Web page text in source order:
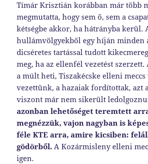
Tímár Krisztián korábban már több
megmutatta, hogy sem ő, sem a
kétségbe akkor, ha hátrányba kerül.
hullámvölgyekből egy híján minden
dicséretes tartással tudott
meg, ha az ellenfél vezetést szerzett.
a múlt heti, Tiszakécske elleni
vezettünk, a hazaiak fordítottak, azt
viszont már nem sikerült
azonban lehetőséget teremtett
megnézzük, vajon nagyban is
féle KTE arra, amire kicsiben:
gödörből. A Kozármisleny elleni
igen.